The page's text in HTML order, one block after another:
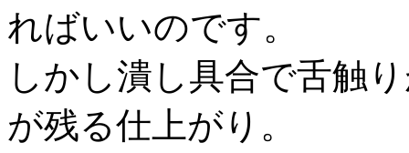
ればいいのです。
しかし潰し具合で舌触
が残る仕上がり。